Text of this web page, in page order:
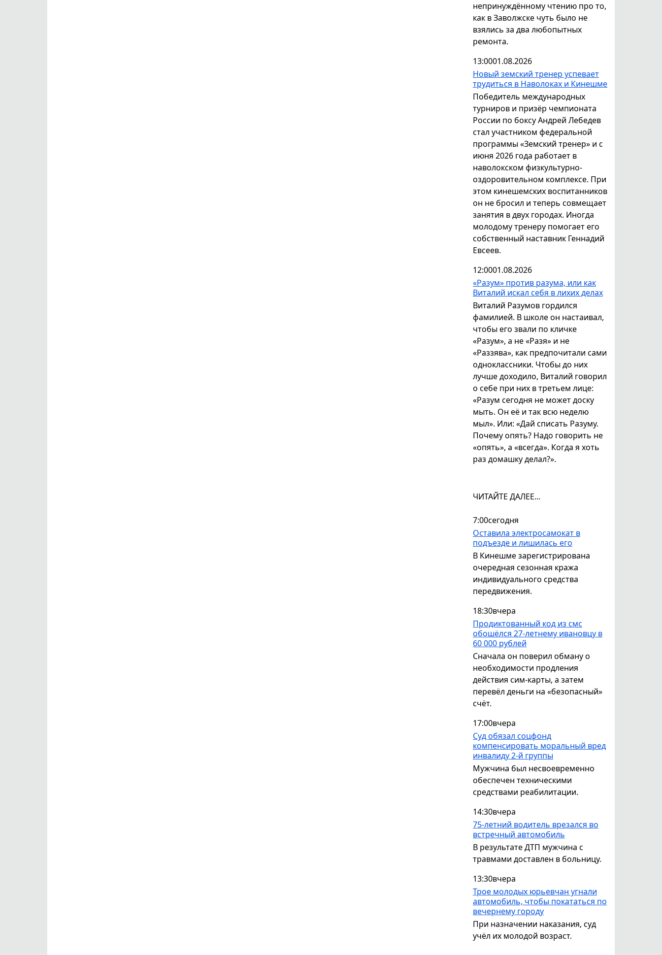
непринуждённому чтению про то,
как в Заволжске чуть было не
взялись за два любопытных
ремонта.
13:0001.08.2026
Новый земский тренер успевает
трудиться в Наволоках и Кинешме
Победитель международных
турниров и призёр чемпионата
России по боксу Андрей Лебедев
стал участником федеральной
программы «Земский тренер» и с
июня 2026 года работает в
наволокском физкультурно-
оздоровительном комплексе. При
этом кинешемских воспитанников
он не бросил и теперь совмещает
занятия в двух городах. Иногда
молодому тренеру помогает его
собственный наставник Геннадий
Евсеев.
12:0001.08.2026
«Разум» против разума, или как
Виталий искал себя в лихих делах
Виталий Разумов гордился
фамилией. В школе он настаивал,
чтобы его звали по кличке
«Разум», а не «Разя» и не
«Раззява», как предпочитали сами
одноклассники. Чтобы до них
лучше доходило, Виталий говорил
о себе при них в третьем лице:
«Разум сегодня не может доску
мыть. Он её и так всю неделю
мыл». Или: «Дай списать Разуму.
Почему опять? Надо говорить не
«опять», а «всегда». Когда я хоть
раз домашку делал?».
ЧИТАЙТЕ ДАЛЕЕ...
7:00сегодня
Оставила электросамокат в
подъезде и лишилась его
В Кинешме зарегистрирована
очередная сезонная кража
индивидуального средства
передвижения.
18:30вчера
Продиктованный код из смс
обошёлся 27-летнему ивановцу в
60 000 рублей
Сначала он поверил обману о
необходимости продления
действия сим-карты, а затем
перевёл деньги на «безопасный»
счёт.
17:00вчера
Суд обязал соцфонд
компенсировать моральный вред
инвалиду 2-й группы
Мужчина был несвоевременно
обеспечен техническими
средствами реабилитации.
14:30вчера
75-летний водитель врезался во
встречный автомобиль
В результате ДТП мужчина с
травмами доставлен в больницу.
13:30вчера
Трое молодых юрьевчан угнали
автомобиль, чтобы покататься по
вечернему городу
При назначении наказания, суд
учёл их молодой возраст.